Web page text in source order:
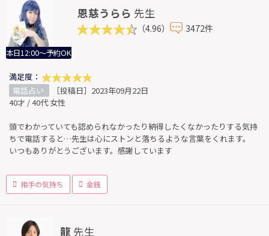
本日12:00～予約OK
恩慈うらら 先生
（4.96） 3472件
満足度：
電話占い
［投稿日］2023年09月22日
40才 / 40代 女性
頭でわかっていても認められなかったり納得したくなかったりする気持
ちで電話すると…先生は心にストンと落ちるような言葉をくれます。
いつもありがとうございます。感謝しています
相手の気持ち 金銭
龍 先生